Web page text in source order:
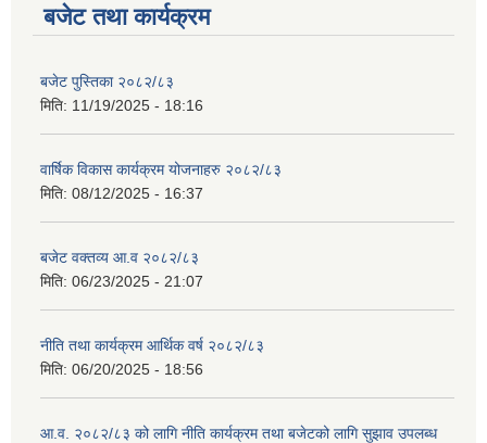
बजेट तथा कार्यक्रम
बजेट पुस्तिका २०८२/८३
मिति: 11/19/2025 - 18:16
वार्षिक विकास कार्यक्रम योजनाहरु २०८२/८३
मिति: 08/12/2025 - 16:37
बजेट वक्तव्य आ.व २०८२/८३
मिति: 06/23/2025 - 21:07
नीति तथा कार्यक्रम आर्थिक वर्ष २०८२/८३
मिति: 06/20/2025 - 18:56
आ.व. २०८२/८३ को लागि नीति कार्यक्रम तथा बजेटको लागि सुझाव उपलब्ध